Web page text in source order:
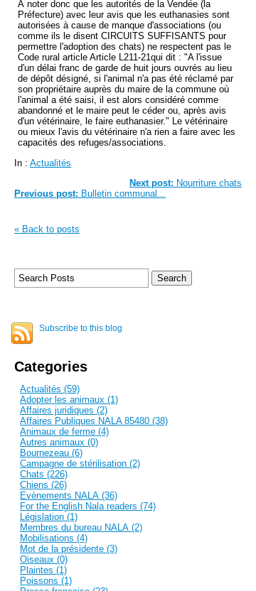
À noter donc que les autorités de la Vendée (la
Préfecture) avec leur avis que les euthanasies sont
autorisées à cause de manque d'associations (ou
comme ils le disent CIRCUITS SUFFISANTS pour
permettre l'adoption des chats) ne respectent pas le
Code rural article Article L211-21qui dit : "A l'issue
d'un délai franc de garde de huit jours ouvrés au lieu
de dépôt désigné, si l'animal n'a pas été réclamé par
son propriétaire auprès du maire de la commune où
l'animal a été saisi, il est alors considéré comme
abandonné et le maire peut le céder ou, après avis
d'un vétérinaire, le faire euthanasier." Le vétérinaire
ou mieux l'avis du vétérinaire n'a rien a faire avec les
capacités des refuges/associations.
In : Actualités
Next post: Nourriture chats
Previous post: Bulletin communal...
« Back to posts
Subscribe to this blog
Categories
Actualités (59)
Adopter les animaux (1)
Affaires juridiques (2)
Affaires Publiques NALA 85480 (38)
Animaux de ferme (4)
Autres animaux (0)
Bournezeau (6)
Campagne de stérilisation (2)
Chats (226)
Chiens (26)
Evènements NALA (36)
For the English Nala readers (74)
Législation (1)
Membres du bureau NALA (2)
Mobilisations (4)
Mot de la présidente (3)
Oiseaux (0)
Plaintes (1)
Poissons (1)